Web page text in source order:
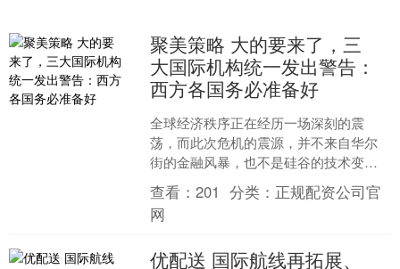
聚美策略 大的要来了，三
大国际机构统一发出警告：
西方各国务必准备好
全球经济秩序正在经历一场深刻的震
荡，而此次危机的震源，并不来自华尔
街的金融风暴，也不是硅谷的技术变
革，而是在中东那条狭窄的霍尔木兹海
峡，这条水道最窄处仅有33公....
查看：201 分类： 正规配资公司官
网
优配送 国际航线再拓展、